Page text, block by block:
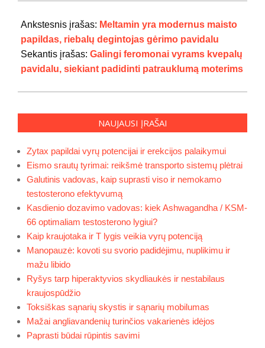
08-
03
Ankstesnis įrašas: Meltamin yra modernus maisto
papildas, riebalų degintojas gėrimo pavidalu
Sekantis įrašas: Galingi feromonai vyrams kvepalų
pavidalu, siekiant padidinti patrauklumą moterims
NAUJAUSI ĮRAŠAI
Zytax papildai vyrų potencijai ir erekcijos palaikymui
Eismo srautų tyrimai: reikšmė transporto sistemų plėtrai
Galutinis vadovas, kaip suprasti viso ir nemokamo
testosterono efektyvumą
Kasdienio dozavimo vadovas: kiek Ashwagandha / KSM-
66 optimaliam testosterono lygiui?
Kaip kraujotaka ir T lygis veikia vyrų potenciją
Manopauzė: kovoti su svorio padidėjimu, nuplikimu ir
mažu libido
Ryšys tarp hiperaktyvios skydliaukės ir nestabilaus
kraujospūdžio
Toksiškas sąnarių skystis ir sąnarių mobilumas
Mažai angliavandenių turinčios vakarienės idėjos
Paprasti būdai rūpintis savimi